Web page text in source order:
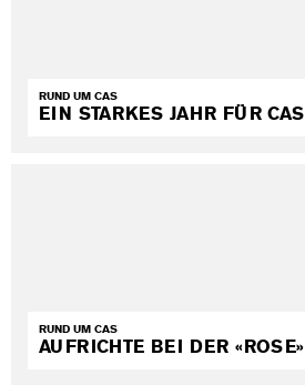
RUND UM CAS
EIN STARKES JAHR FÜR CAS
RUND UM CAS
AUFRICHTE BEI DER «ROSE»